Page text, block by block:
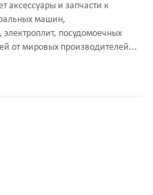
аксессуары и запчасти к
машин,
посудомоечных
от мировых производителей...